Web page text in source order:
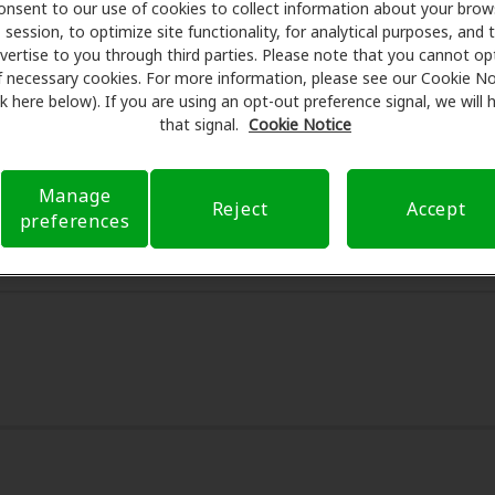
to our use of cookies to collect information about your
session, to optimize site functionality, for analytical purposes, and
to you through third parties. Please note that you cannot
necessary cookies. For more information, please see our Cookie
here below). If you are using an opt-out preference signal, we will
that signal. Cookie Notice
Manage
preferences
Reject Accept
se asocia con muchos planes de beneficios y clínicas
descuentos especiales en audífonos y atención
exámenes con profesionales licenciados para
su consulta en Hearing Science Of Arcadia, Amplifon
seguro para reducir sus gastos de bolsillo y de
su experiencia de atención auditiva y liberarlo de
sobre el seguro y con opciones de pago flexibles